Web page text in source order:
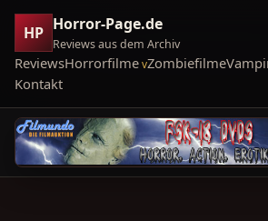
HP Horror-Page.de
Reviews aus dem Archiv
ReviewsHorrorfilme Zombiefilme
Kontakt